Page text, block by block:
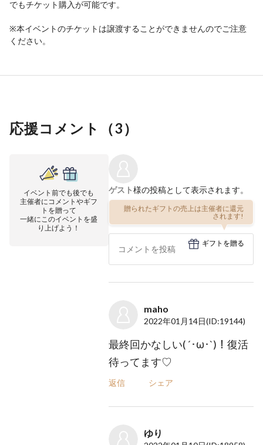
でもチケット購入が可能です。
※本イベントのチケットは譲渡することができませんのでご注意
ください。
応援コメント（3）
イベント前でも後でも
主催者にコメントやギフ
トを贈って
一緒にこのイベントを盛
り上げよう！
ゲスト様の投稿として表示されます。
贈られたギフトの売上は主催者に還元
されます!
ギフトを贈る
maho
2022年01月14日(ID:19144)
最終回かなしい( ´･ω･`)！復活
待ってます♡
返信 シェア
ゆり